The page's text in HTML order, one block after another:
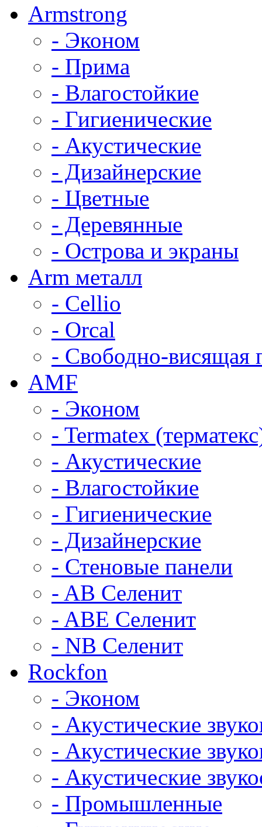
Armstrong
- Эконом
- Прима
- Влагостойкие
- Гигиенические
- Акустические
- Дизайнерские
- Цветные
- Деревянные
- Острова и экраны
Arm металл
- Cellio
- Orcal
- Свободно-висящая
AMF
- Эконом
- Termatex
- Акустические
- Влагостойкие
- Гигиенические
- Дизайнерские
- Стеновые панели
- AB Селенит
- ABE Селенит
- NB Селенит
Rockfon
- Эконом
- Акустические
- Акустические
- Акустические
- Промышленные